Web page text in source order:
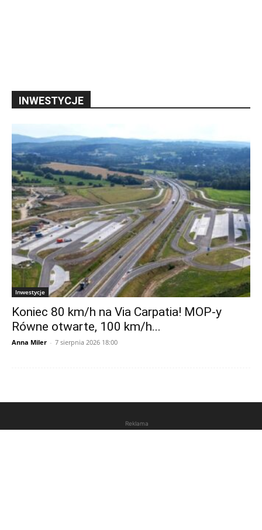
INWESTYCJE
Inwestycje
Koniec 80 km/h na Via Carpatia! MOP-y
Równe otwarte, 100 km/h...
Anna Miler - 7 sierpnia 2026 18:00
Reklama